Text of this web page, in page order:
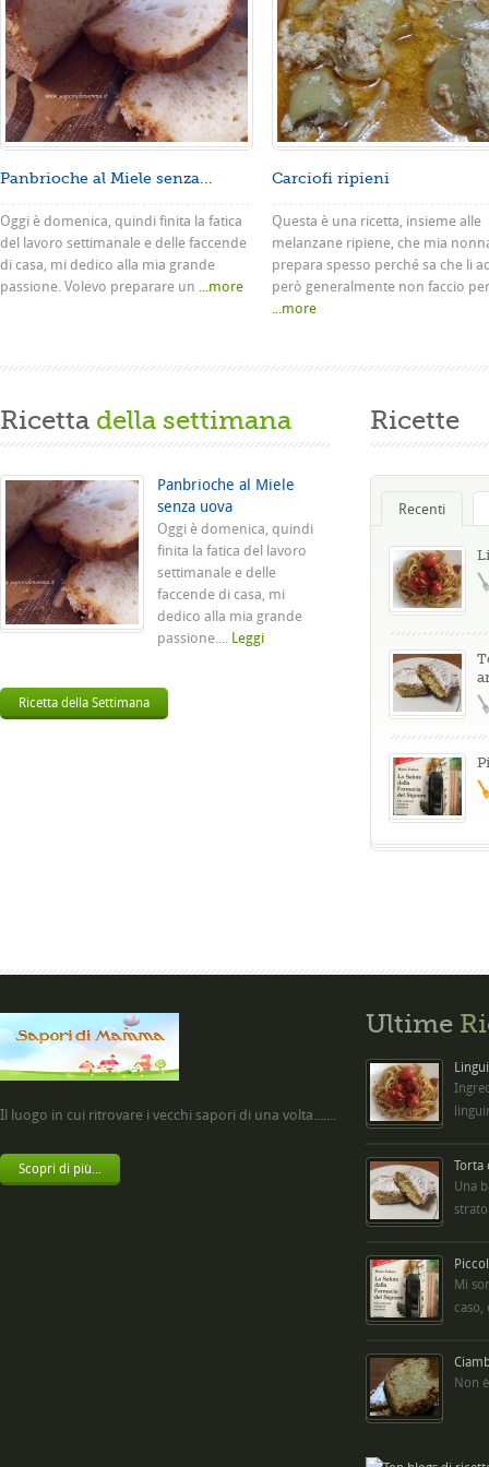
Panbrioche al Miele senza...
Oggi è domenica, quindi finita la fatica
del lavoro settimanale e delle faccende
di casa, mi dedico alla mia grande
passione. Volevo preparare un ...more
Carciofi ripieni
Questa è una ricetta, insieme alle
melanzane ripiene, che mia
prepara spesso perché sa che li
però generalmente non faccio
...more
Ricetta della settimana
Panbrioche al Miele
senza uova
Oggi è domenica, quindi
finita la fatica del lavoro
settimanale e delle
faccende di casa, mi
dedico alla mia grande
passione.... Leggi
Ricetta della Settimana
Ricette
Recenti
Il luogo in cui ritrovare i vecchi sapori di una volta.......
Scopri di più...
Ultime
Torta
Una
Mi
caso,
Non